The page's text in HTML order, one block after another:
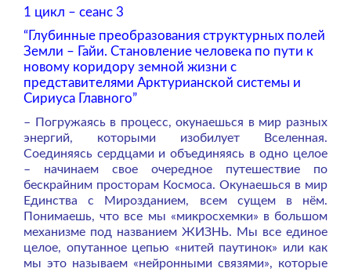
1 цикл – сеанс 3
“Глубинные преобразования структурных полей
Земли – Гайи. Становление человека по пути к
новому коридору земной жизни с
представителями Арктурианской системы и
Сириуса Главного”
– Погружаясь в процесс, окунаешься в мир разных
энергий, которыми изобилует Вселенная.
Соединяясь сердцами и объединяясь в одно целое
– начинаем свое очередное путешествие по
бескрайним просторам Космоса. Окунаешься в мир
Единства с Мирозданием, всем сущем в нём.
Понимаешь, что все мы «микросхемки» в большом
механизме под названием ЖИЗНЬ. Мы все единое
целое, опутанное цепью «нитей паутинок» или как
мы это называем «нейронными связями», которые